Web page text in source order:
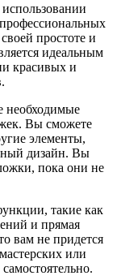
простоте и
идеальным
красивых и
необходимые
Вы сможете
элементы,
дизайн. Вы
пока они не
такие как
и прямая
вам не придется
или